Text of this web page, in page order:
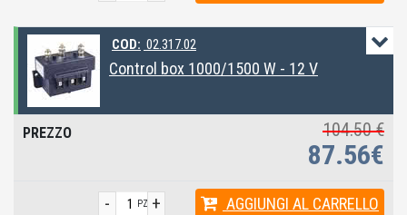
COD: 02.317.02
Control box 1000/1500 W - 12 V
104.50 €
87.56€
+
- PZ AGGIUNGI AL CARRELLO